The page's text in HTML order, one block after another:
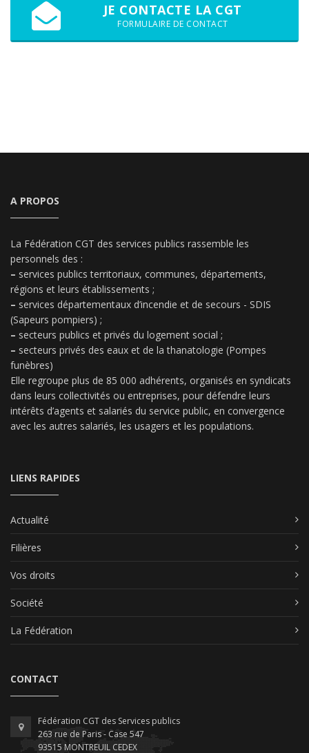
JE CONTACTE LA CGT
FORMULAIRE DE CONTACT
A PROPOS
La Fédération CGT des services publics rassemble les
personnels des :
– services publics territoriaux, communes, départements,
régions et leurs établissements ;
– services départementaux d’incendie et de secours - SDIS
(Sapeurs pompiers) ;
– secteurs publics et privés du logement social ;
– secteurs privés des eaux et de la thanatologie (Pompes
funèbres)
Elle regroupe plus de 85 000 adhérents, organisés en syndicats
dans leurs collectivités ou entreprises, pour défendre leurs
intérêts d’agents et salariés du service public, en convergence
avec les autres salariés, les usagers et les populations.
LIENS RAPIDES
Actualité
Filières
Vos droits
Société
La Fédération
CONTACT
Fédération CGT des Services publics
263 rue de Paris - Case 547
93515 MONTREUIL CEDEX